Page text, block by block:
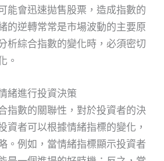
能會迅速拋售股票，造成指數的
的逆轉常常是市場波動的主要原
析綜合指數的變化時，必須密切
。
緒進行投資決策
指數的關聯性，對於投資者的決
資者可以根據情緒指標的變化，
。例如，當情緒指標顯示投資者